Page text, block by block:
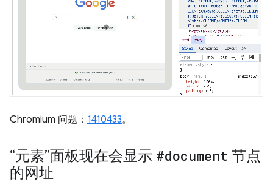
Chromium 问题： 1410433。
“元素”面板现在会显示 #document 节点
的网址